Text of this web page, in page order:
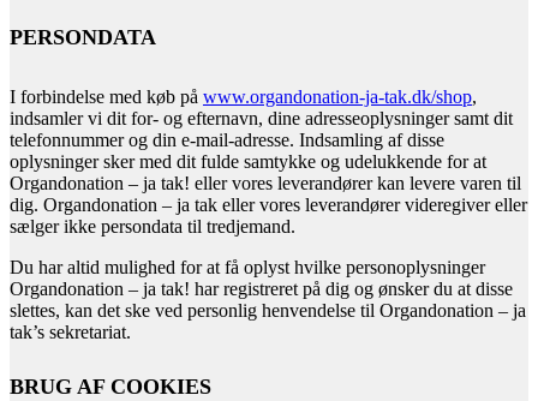
PERSONDATA
I forbindelse med køb på www.organdonation-ja-tak.dk/shop,
indsamler vi dit for- og efternavn, dine adresseoplysninger samt dit
telefonnummer og din e-mail-adresse. Indsamling af disse
oplysninger sker med dit fulde samtykke og udelukkende for at
Organdonation – ja tak! eller vores leverandører kan levere varen til
dig. Organdonation – ja tak eller vores leverandører videregiver eller
sælger ikke persondata til tredjemand.
Du har altid mulighed for at få oplyst hvilke personoplysninger
Organdonation – ja tak! har registreret på dig og ønsker du at disse
slettes, kan det ske ved personlig henvendelse til Organdonation – ja
tak’s sekretariat.
BRUG AF COOKIES